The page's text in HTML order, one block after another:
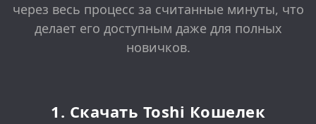
через весь процесс за считанные минуты, что
делает его доступным даже для полных
новичков.
1. Скачать Toshi Кошелек